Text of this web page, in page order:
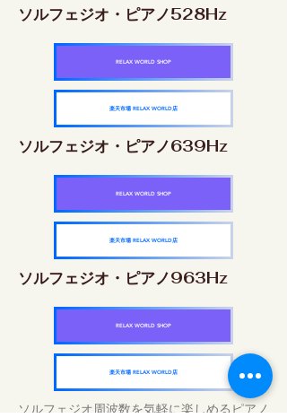
ソルフェジオ・ピアノ528Hz
RELAX WORLD SHOP
楽天市場 RELAX WORLD店
ソルフェジオ・ピアノ639Hz
RELAX WORLD SHOP
楽天市場 RELAX WORLD店
ソルフェジオ・ピアノ963Hz
RELAX WORLD SHOP
楽天市場 RELAX WORLD店
ソルフェジオ周波数を気軽に楽しめるピアノ